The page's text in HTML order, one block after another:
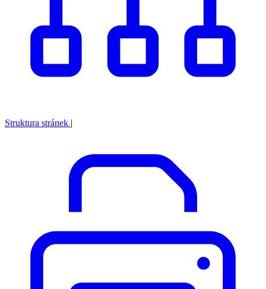
Struktura stránek |